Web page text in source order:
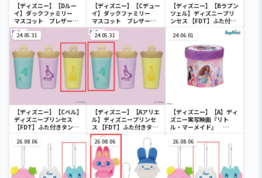
【ディズニー】【Dルー
イ】ダックファミリー
マスコット ブレザーコ
スチューム
【ディズニー】【Cデュー
イ】ダックファミリー
マスコット ブレザーコ
スチューム
【ディズニー】【Bラプン
ツェル】ディズニープリ
ンセス 【FDT】ふた付き
24.05.31
【ディズニー】【Cベル】
ディズニープリンセス
【FDT】ふた付きタンブ
24.05.31
【ディズニー】【Aアリエ
ル】ディズニープリンセ
ス 【FDT】ふた付きタン
ブラー
24.06.01
【ディズニー】【A】ディ
ズニー実写映画『リト
ル・マーメイド』
チェアー
26.08.06 26.08.06 26.08.06